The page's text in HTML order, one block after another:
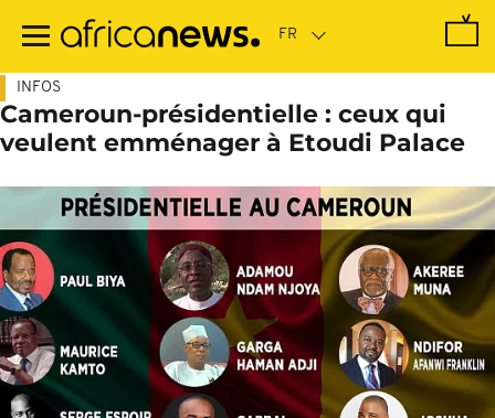
contenu
INFOS
Cameroun-présidentielle : ceux qui
veulent emménager à Etoudi Palace